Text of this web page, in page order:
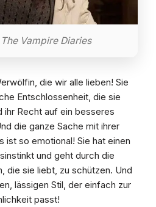
Vampire Diaries
die wir alle lieben! Sie
Entschlossenheit, die sie
ihr Recht auf ein besseres
die ganze Sache mit ihrer
ist so emotional! Sie hat einen
und geht durch die
die sie liebt, zu schützen. Und
lässigen Stil, der einfach zur
passt!